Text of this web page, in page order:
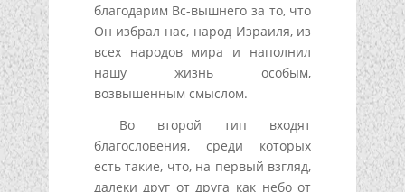
благодарим Вс-вышнего за то, что
Он избрал нас, народ Израиля, из
всех народов мира и наполнил
нашу жизнь особым,
возвышенным смыслом.
Во второй тип входят
благословения, среди которых
есть такие, что, на первый взгляд,
далеки друг от друга как небо от